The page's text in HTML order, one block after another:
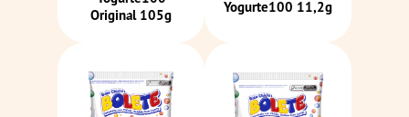
Original 105g
Yogurte100 11,2g